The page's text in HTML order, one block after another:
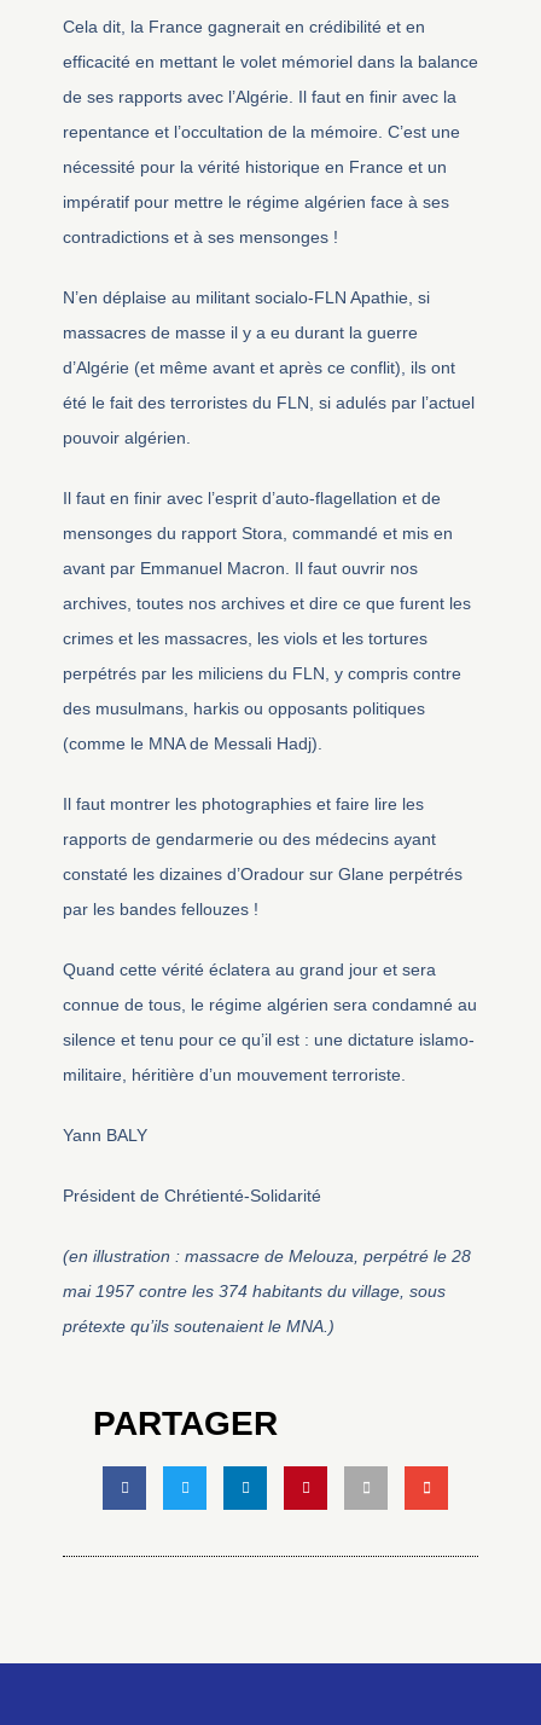
Cela dit, la France gagnerait en crédibilité et en
efficacité en mettant le volet mémoriel dans la balance
de ses rapports avec l’Algérie. Il faut en finir avec la
repentance et l’occultation de la mémoire. C’est une
nécessité pour la vérité historique en France et un
impératif pour mettre le régime algérien face à ses
contradictions et à ses mensonges !
N’en déplaise au militant socialo-FLN Apathie, si
massacres de masse il y a eu durant la guerre
d’Algérie (et même avant et après ce conflit), ils ont
été le fait des terroristes du FLN, si adulés par l’actuel
pouvoir algérien.
Il faut en finir avec l’esprit d’auto-flagellation et de
mensonges du rapport Stora, commandé et mis en
avant par Emmanuel Macron. Il faut ouvrir nos
archives, toutes nos archives et dire ce que furent les
crimes et les massacres, les viols et les tortures
perpétrés par les miliciens du FLN, y compris contre
des musulmans, harkis ou opposants politiques
(comme le MNA de Messali Hadj).
Il faut montrer les photographies et faire lire les
rapports de gendarmerie ou des médecins ayant
constaté les dizaines d’Oradour sur Glane perpétrés
par les bandes fellouzes !
Quand cette vérité éclatera au grand jour et sera
connue de tous, le régime algérien sera condamné au
silence et tenu pour ce qu’il est : une dictature islamo-
militaire, héritière d’un mouvement terroriste.
Yann BALY
Président de Chrétienté-Solidarité
(en illustration : massacre de Melouza, perpétré le 28
mai 1957 contre les 374 habitants du village, sous
prétexte qu’ils soutenaient le MNA.)
PARTAGER